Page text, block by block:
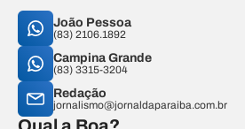
João Pessoa
(83) 2106.1892
Campina Grande
(83) 3315-3204
Redação
jornalismo@jornaldaparaiba.com.br